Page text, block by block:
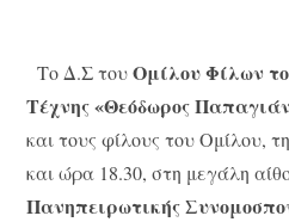
Το Δ.Σ τουΟμίλου Φίλων
Τέχνης «Θεόδωρος
και τους φίλους του Ομίλου,
και ώρα 18.30, στη μεγάλη
Πανηπειρωτικής